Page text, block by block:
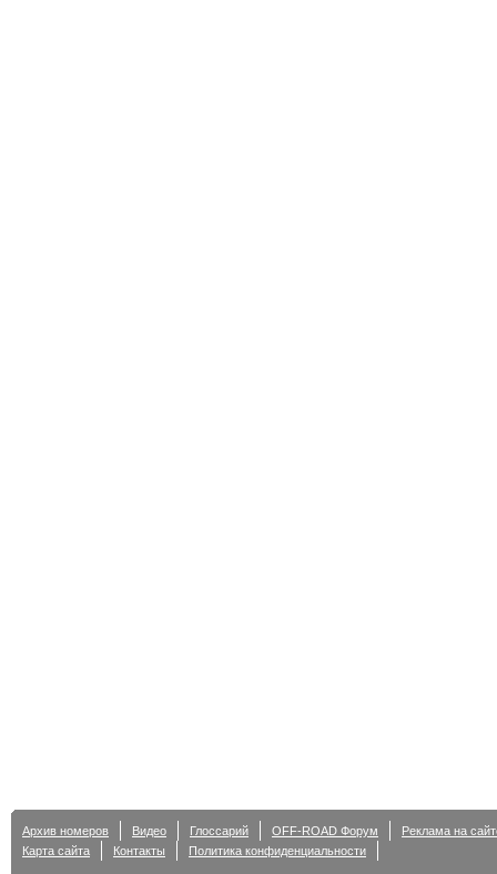
Архив номеров Видео Глоссарий OFF-ROAD Форум
Реклама на
Карта сайта
Контакты Политика конфиденциальности